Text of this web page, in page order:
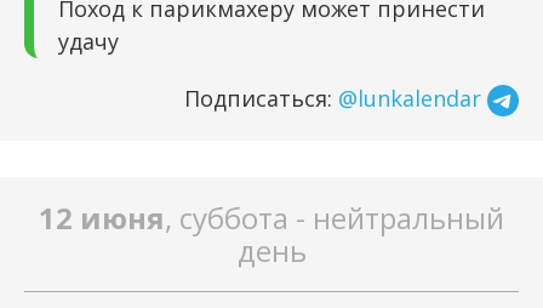
Поход к парикмахеру может принести
удачу
Подписаться: @lunkalendar
12 июня, суббота - нейтральный
день